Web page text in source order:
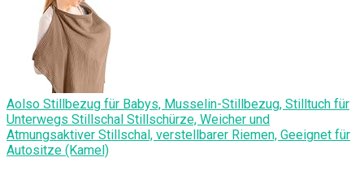
Aolso Stillbezug für Babys, Musselin-Stillbezug, Stilltuch für
Unterwegs Stillschal Stillschürze, Weicher und
Atmungsaktiver Stillschal, verstellbarer Riemen, Geeignet für
Autositze (Kamel)